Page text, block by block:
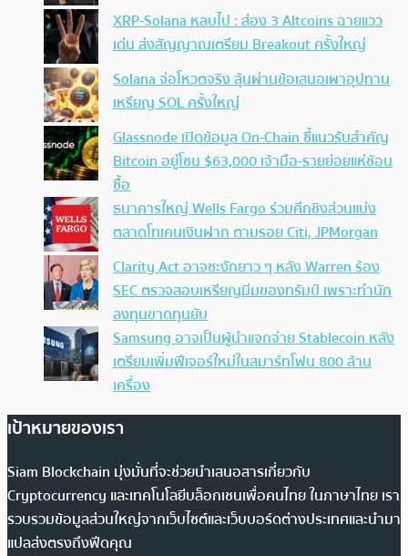
XRP-Solana หลบไป : ส่อง 3 Altcoins ฉายแวว
เด่น ส่งสัญญาณเตรียม Breakout ครั้งใหญ่
Solana จ่อโหวตจริง ลุ้นผ่านข้อเสนอเผาอุปทาน
เหรียญ SOL ครั้งใหญ่
Glassnode เปิดข้อมูล On-Chain ชี้แนวรับสำคัญ
Bitcoin อยู่โซน $63,000 เจ้ามือ-รายย่อยแห่ช้อน
ซื้อ
ธนาคารใหญ่ Wells Fargo ร่วมศึกชิงส่วนแบ่ง
ตลาดโทเคนเงินฝาก ตามรอย Citi, JPMorgan
Clarity Act อาจชะงักยาว ๆ หลัง Warren ร้อง
SEC ตรวจสอบเหรียญมีมของทรัมป์ เพราะทำนัก
ลงทุนขาดทุนยับ
Samsung อาจเป็นผู้นำแจกจ่าย Stablecoin หลัง
เตรียมเพิ่มฟีเจอร์ใหม่ในสมาร์ทโฟน 800 ล้าน
เครื่อง
เป้าหมายของเรา
Siam Blockchain มุ่งมั่นที่จะช่วยนำเสนอสารเกี่ยวกับ
Cryptocurrency และเทคโนโลยีบล็อกเชนเพื่อคนไทย ในภาษาไทย เรา
รวบรวมข้อมูลส่วนใหญ่จากเว็บไซต์และเว็บบอร์ดต่างประเทศและนำมา
แปลส่งตรงถึงฟีดคุณ